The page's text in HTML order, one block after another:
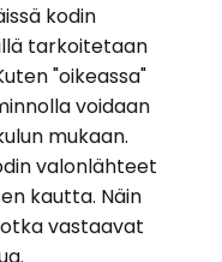
kodin
tarkoitetaan
"oikeassa"
voidaan
mukaan.
valonlähteet
kautta. Näin
vastaavat